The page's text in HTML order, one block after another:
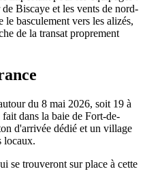
Biscaye et les vents de nord-
le basculement vers les alizés,
de la transat proprement
du 8 mai 2026, soit 19 à
dans la baie de Fort-de-
d'arrivée dédié et un village
locaux.
se trouveront sur place à cette